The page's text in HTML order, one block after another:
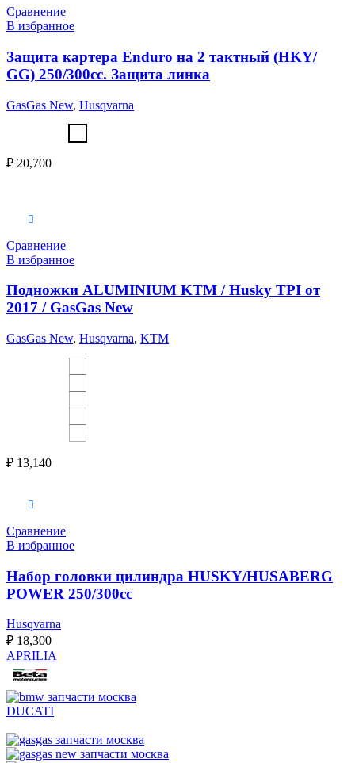
Сравнение
В избранное
Защита картера Enduro на 2 тактный (HKY/
GG) 250/300cc. Защита линка
GasGas New, Husqvarna
₽ 20,700
Сравнение
В избранное
Подножки ALUMINIUM KTM / Husky TPI от
2017 / GasGas New
GasGas New, Husqvarna, KTM
₽ 13,140
Сравнение
В избранное
Набор головки цилиндра HUSKY/HUSABERG
POWER 250/300cc
Husqvarna
₽ 18,300
APRILIA
DUCATI